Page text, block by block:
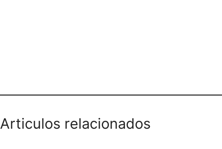
Articulos relacionados